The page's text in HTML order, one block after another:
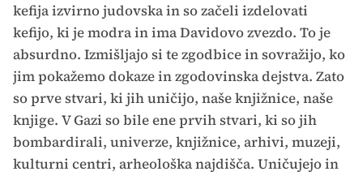
kefija izvirno judovska in so začeli izdelovati
kefijo, ki je modra in ima Davidovo zvezdo. To je
absurdno. Izmišljajo si te zgodbice in sovražijo, ko
jim pokažemo dokaze in zgodovinska dejstva. Zato
so prve stvari, ki jih uničijo, naše knjižnice, naše
knjige. V Gazi so bile ene prvih stvari, ki so jih
bombardirali, univerze, knjižnice, arhivi, muzeji,
kulturni centri, arheološka najdišča. Uničujejo in